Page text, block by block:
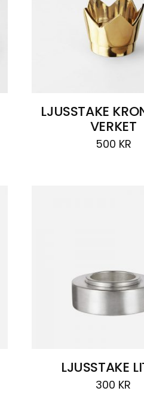
LJUSSTAKE
VERKET
500 KR
LJUSSTAKE
300 KR